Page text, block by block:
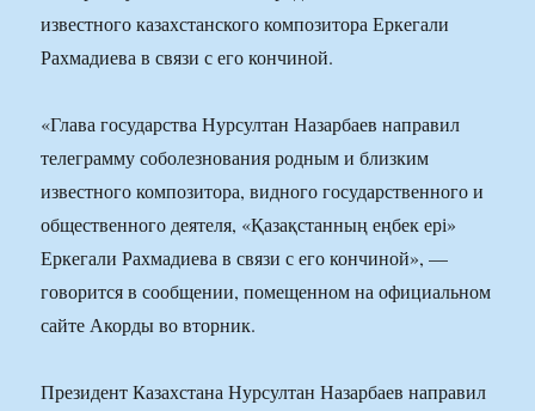
известного казахстанского композитора Еркегали
Рахмадиева в связи с его кончиной.
«Глава государства Нурсултан Назарбаев направил
телеграмму соболезнования родным и близким
известного композитора, видного государственного и
общественного деятеля, «Қазақстанның еңбек ері»
Еркегали Рахмадиева в связи с его кончиной», —
говорится в сообщении, помещенном на официальном
сайте Акорды во вторник.
Президент Казахстана Нурсултан Назарбаев направил